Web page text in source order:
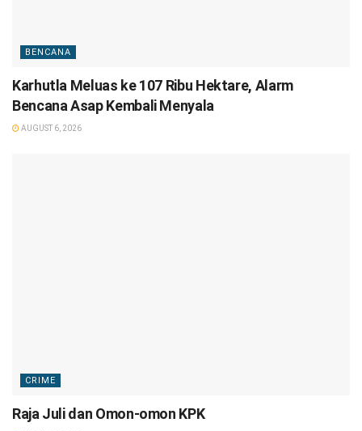
BENCANA
Karhutla Meluas ke 107 Ribu Hektare, Alarm
Bencana Asap Kembali Menyala
AUGUST 6, 2026
CRIME
Raja Juli dan Omon-omon KPK